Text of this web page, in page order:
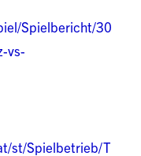
Spielbericht/30
vs-
st/Spielbetrieb/T